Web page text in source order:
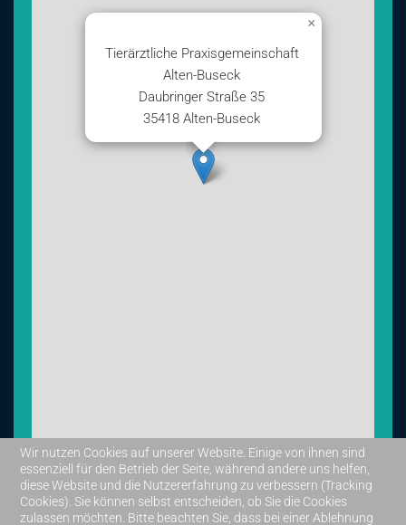
Tierärztliche Praxisgemeinschaft
Alten-Buseck
Daubringer Straße 35
35418 Alten-Buseck
×
Leaflet |©OpenStreetMap
Wir nutzen Cookies auf unserer Website. Einige von ihnen sind
essenziell für den Betrieb der Seite, während andere uns helfen,
diese Website und die Nutzererfahrung zu verbessern (Tracking
Cookies). Sie können selbst entscheiden, ob Sie die Cookies
zulassen möchten. Bitte beachten Sie, dass bei einer Ablehnung